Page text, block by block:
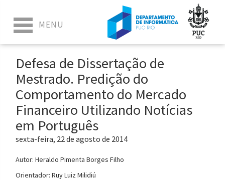
Defesa de Dissertação de
Mestrado. Predição do
Comportamento do Mercado
Financeiro Utilizando Notícias
em Português
sexta-feira, 22 de agosto de 2014
Autor: Heraldo Pimenta Borges Filho
Orientador: Ruy Luiz Milidiú